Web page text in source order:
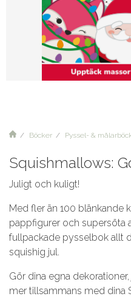
Böcker Pyssel- &
Squishmallows:
Juligt och kuligt!
Med fler än 100 blänkande
pappfigurer och supersöta
fullpackade pysselbok allt
squishig jul.
Gör dina egna
mer tillsammans med dina